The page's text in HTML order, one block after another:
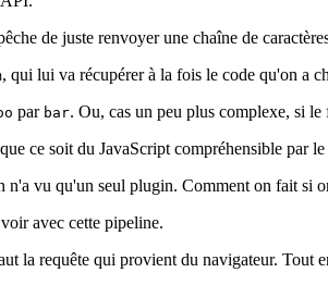
de juste renvoyer une chaîne de
, qui lui va récupérer à la fois le code qu'on a
par bar. Ou, cas un peu plus complexe, si
ce soit du JavaScript compréhensible par le
n'a vu qu'un seul plugin. Comment on fait si
avec cette pipeline.
la requête qui provient du navigateur. Tout